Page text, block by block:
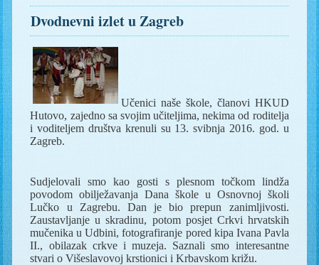
Dvodnevni izlet u Zagreb
Učenici naše škole, članovi HKUD
Hutovo, zajedno sa svojim učiteljima, nekima od roditelja
i voditeljem društva krenuli su 13. svibnja 2016. god. u
Zagreb.
Sudjelovali smo kao gosti s plesnom točkom lindža
povodom obilježavanja Dana škole u Osnovnoj školi
Lučko u Zagrebu. Dan je bio prepun zanimljivosti.
Zaustavljanje u skradinu, potom posjet Crkvi hrvatskih
mučenika u Udbini, fotografiranje pored kipa Ivana Pavla
II., obilazak crkve i muzeja. Saznali smo interesantne
stvari o Višeslavovoj krstionici i Krbavskom križu.